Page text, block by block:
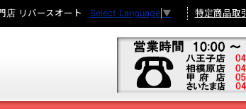
店 リバースオート Select Language ▼ 特定商品取引